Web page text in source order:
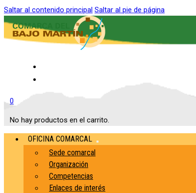
Saltar al contenido principal Saltar al pie de página
0
No hay productos en el carrito.
OFICINA COMARCAL
Sede comarcal
Organización
Competencias
Enlaces de interés